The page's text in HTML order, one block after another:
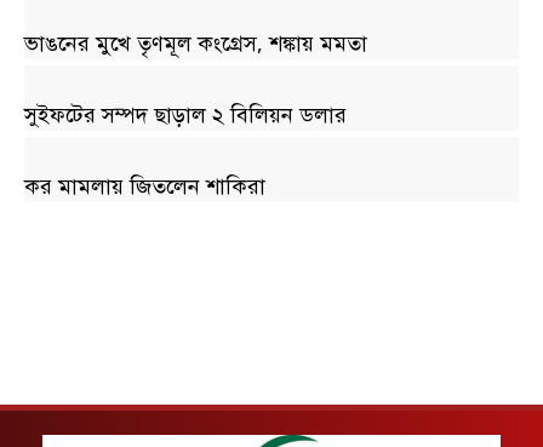
ভাঙনের মুখে তৃণমূল কংগ্রেস, শঙ্কায় মমতা
সুইফটের সম্পদ ছাড়াল ২ বিলিয়ন ডলার
কর মামলায় জিতলেন শাকিরা